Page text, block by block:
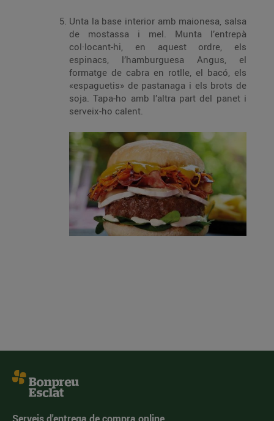
Unta la base interior amb maionesa, salsa
de mostassa i mel. Munta l’entrepà
col·locant-hi, en aquest ordre, els
espinacs, l’hamburguesa Angus, el
formatge de cabra en rotlle, el bacó, els
«espaguetis» de pastanaga i els brots de
soja. Tapa-ho amb l’altra part del panet i
serveix-ho calent.